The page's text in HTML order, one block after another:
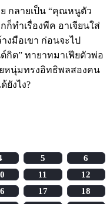
กลายเป็น “คุณหนูตัว
ทำเรื่องพีค อาเจียนใส่
งมือเขา ก่อนจะไป
กิต” ทายาทมาเฟียตัวพ่อ
ยหนุ่มทรงอิทธิพลสองคน
ยังไง?
5
6
11
12
17
18